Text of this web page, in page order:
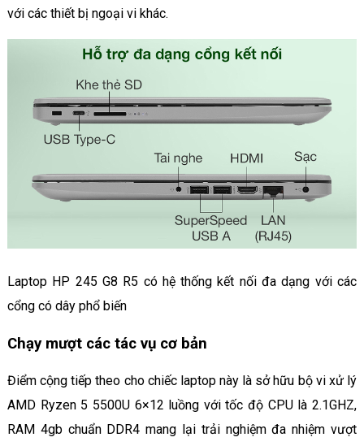
với các thiết bị ngoại vi khác.
Laptop HP 245 G8 R5 có hệ thống kết nối đa dạng với các
cổng có dây phổ biến
Chạy mượt các tác vụ cơ bản
Điểm cộng tiếp theo cho chiếc laptop này là sở hữu bộ vi xử lý
AMD Ryzen 5 5500U 6×12 luồng với tốc độ CPU là 2.1GHZ,
RAM 4gb chuẩn DDR4 mang lại trải nghiệm đa nhiệm vượt